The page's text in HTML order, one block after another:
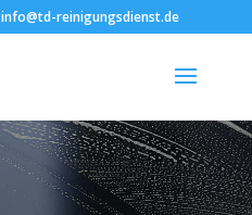
info@td-reinigungsdienst.de